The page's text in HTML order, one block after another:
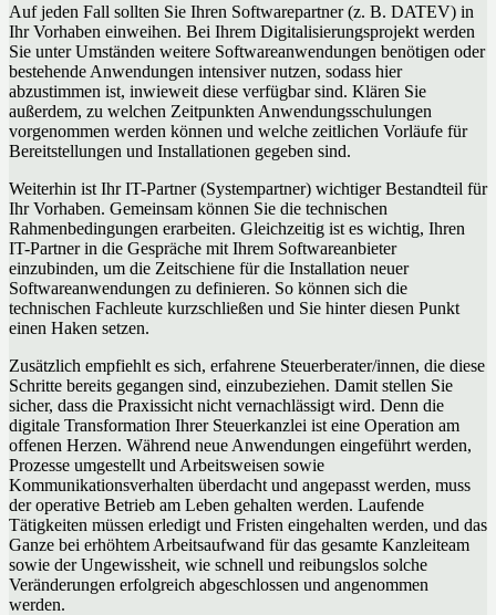
Auf jeden Fall sollten Sie Ihren Softwarepartner (z. B. DATEV) in
Ihr Vorhaben einweihen. Bei Ihrem Digitalisierungsprojekt werden
Sie unter Umständen weitere Softwareanwendungen benötigen oder
bestehende Anwendungen intensiver nutzen, sodass hier
abzustimmen ist, inwieweit diese verfügbar sind. Klären Sie
außerdem, zu welchen Zeitpunkten Anwendungsschulungen
vorgenommen werden können und welche zeitlichen Vorläufe für
Bereitstellungen und Installationen gegeben sind.
Weiterhin ist Ihr IT-Partner (Systempartner) wichtiger Bestandteil für
Ihr Vorhaben. Gemeinsam können Sie die technischen
Rahmenbedingungen erarbeiten. Gleichzeitig ist es wichtig, Ihren
IT-Partner in die Gespräche mit Ihrem Softwareanbieter
einzubinden, um die Zeitschiene für die Installation neuer
Softwareanwendungen zu definieren. So können sich die
technischen Fachleute kurzschließen und Sie hinter diesen Punkt
einen Haken setzen.
Zusätzlich empfiehlt es sich, erfahrene Steuerberater/innen, die diese
Schritte bereits gegangen sind, einzubeziehen. Damit stellen Sie
sicher, dass die Praxissicht nicht vernachlässigt wird. Denn die
digitale Transformation Ihrer Steuerkanzlei ist eine Operation am
offenen Herzen. Während neue Anwendungen eingeführt werden,
Prozesse umgestellt und Arbeitsweisen sowie
Kommunikationsverhalten überdacht und angepasst werden, muss
der operative Betrieb am Leben gehalten werden. Laufende
Tätigkeiten müssen erledigt und Fristen eingehalten werden, und das
Ganze bei erhöhtem Arbeitsaufwand für das gesamte Kanzleiteam
sowie der Ungewissheit, wie schnell und reibungslos solche
Veränderungen erfolgreich abgeschlossen und angenommen
werden.